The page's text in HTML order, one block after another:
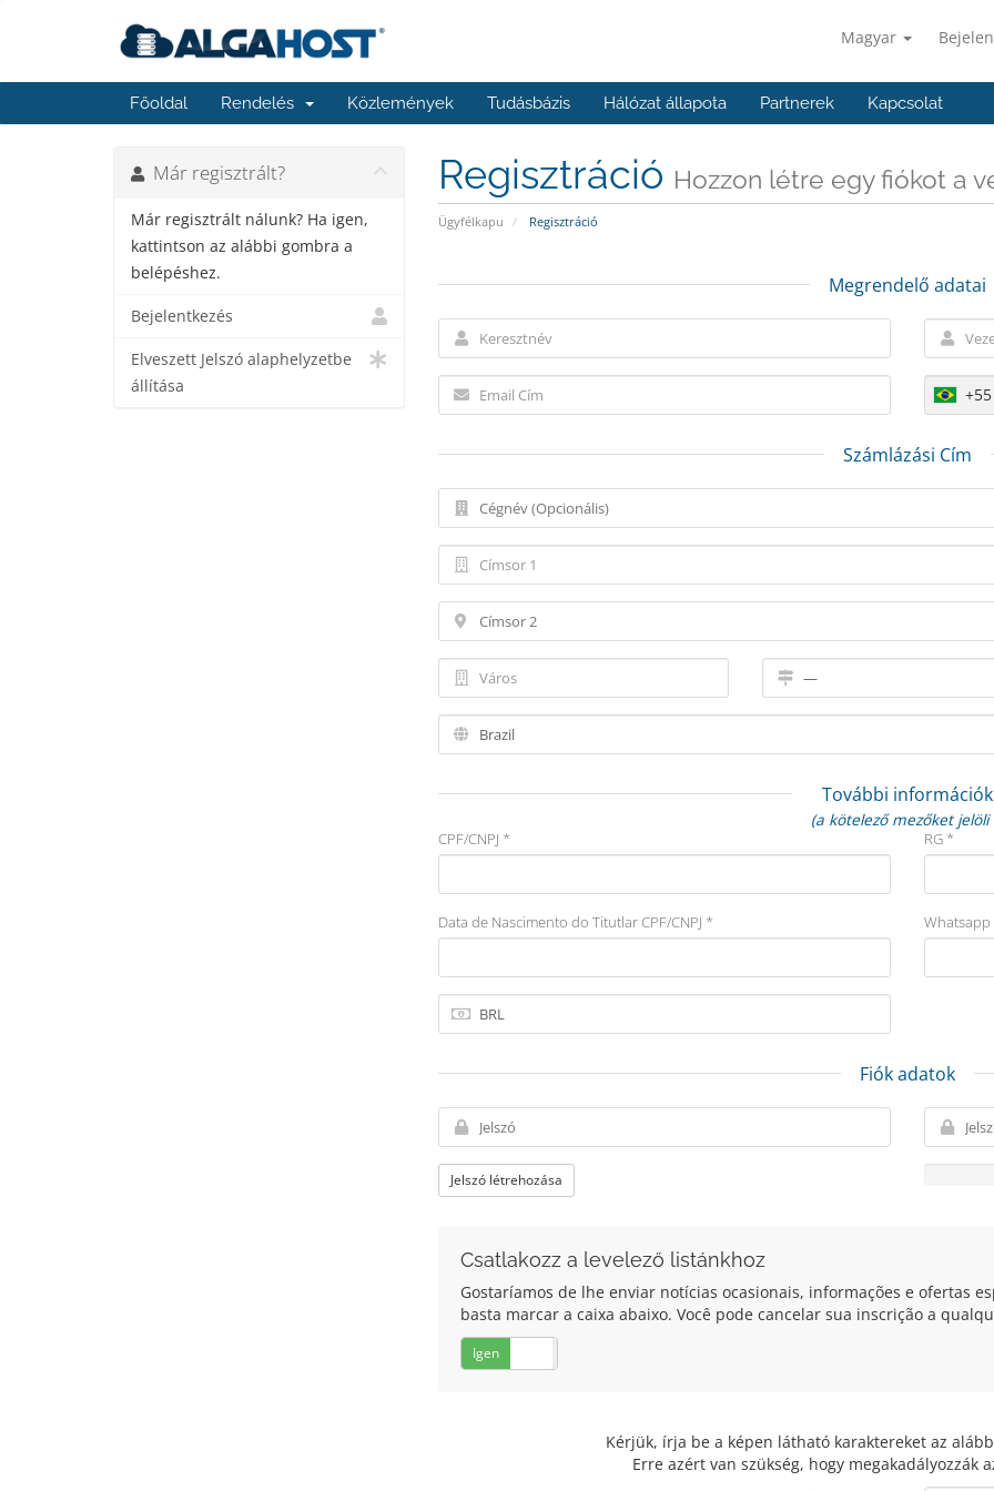
Magyar
Főoldal Rendelés Közlemények Tudásbázis Hálózat állapota Partnerek Kapcsolat
Regisztráció Hozzon létre egy fiókot a
Ügyfélkapu Regisztráció
Már regisztrált?
Már regisztrált nálunk? Ha igen,
kattintson az alábbi gombra a
belépéshez.
Bejelentkezés
Elveszett Jelszó alaphelyzetbe
állítása
Megrendelő adatai
+55
Számlázási Cím
További információk
(a kötelező mezőket jelöli
CPF/CNPJ * RG *
Data de Nascimento do Titutlar CPF/CNPJ * Whatsapp
Fiók adatok
Jelszó létrehozása
Csatlakozz a levelező listánkhoz
Gostaríamos de lhe enviar notícias ocasionais, informações e ofertas
basta marcar a caixa abaixo. Você pode cancelar sua inscrição a
Igen
Kérjük, írja be a képen látható karaktereket az
Erre azért van szükség, hogy megakadályozzák